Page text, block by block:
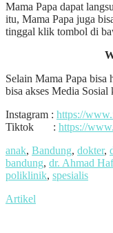
Mama Papa dapat
itu, Mama Papa juga
tinggal klik tombol di
Selain Mama Papa bisa
bisa akses Media
Instagram : https://
Tiktok : https://
anak, Bandung, dokter,
bandung, dr. Ahmad
poliklinik, spesialis
Artikel